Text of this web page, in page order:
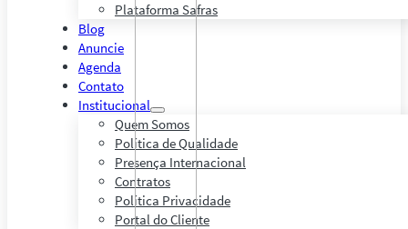
Plataforma Safras
Blog
Anuncie
Agenda
Contato
Institucional
Quem Somos
Política de Qualidade
Presença Internacional
Contratos
Política Privacidade
Portal do Cliente